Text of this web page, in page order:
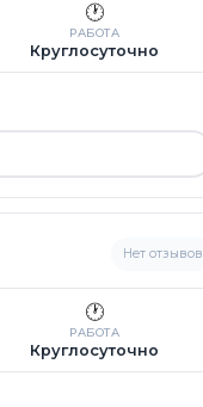
🕐
РАБОТА
Круглосуточно
Нет отзывов
🕐
РАБОТА
Круглосуточно